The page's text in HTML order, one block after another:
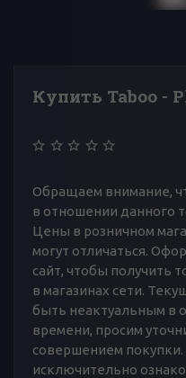
Купить Taboo -
Обращаем внимание,
в отношении данного
Цены в розничном
могут отличаться.
сайт, чтобы получить
в магазинах сети.
быть неактуальным в
времени, просим
совершением
исключительно